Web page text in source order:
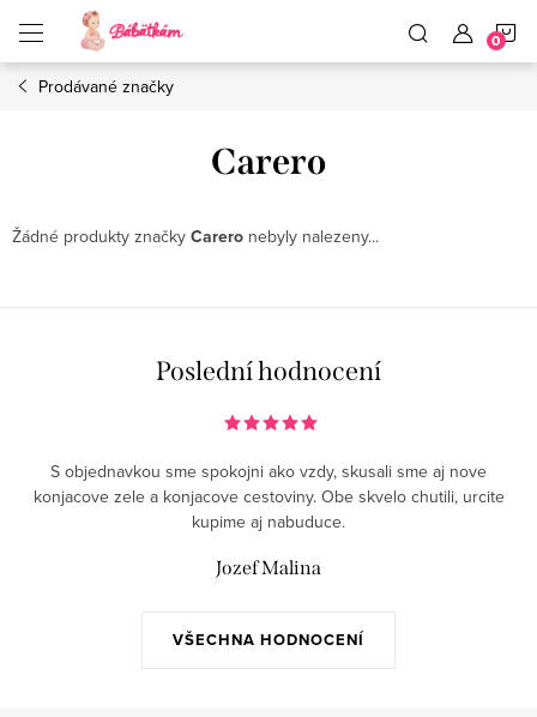
obsah
Prodávané značky
Carero
Žádné produkty značky Carero nebyly nalezeny...
Poslední hodnocení
VŠECHNA HODNOCENÍ
S objednavkou sme spokojni ako vzdy, skusali sme aj nove
konjacove zele a konjacove cestoviny. Obe skvelo chutili, urcite
kupime aj nabuduce.
Jozef Malina